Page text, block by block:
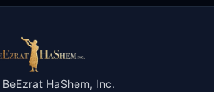
BeEzrat HaShem, Inc.